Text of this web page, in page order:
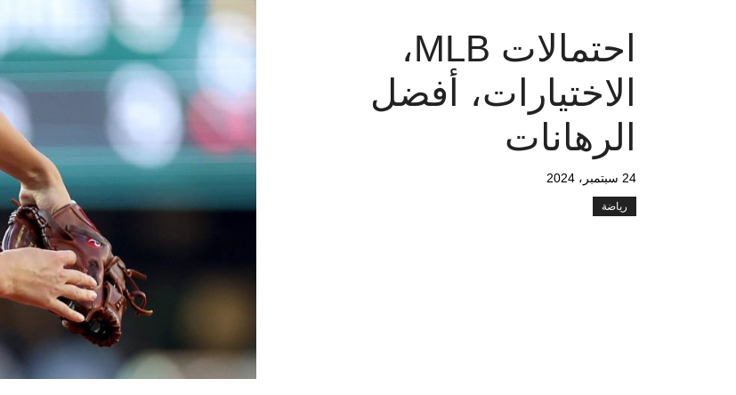
احتمالات MLB،
الاختيارات، أفضل
الرهانات
24 سبتمبر، 2024
رياضة